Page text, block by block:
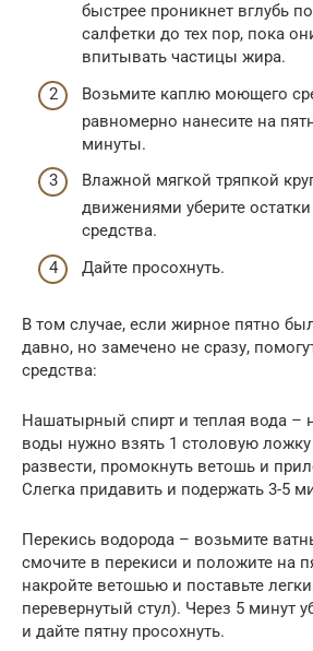
быстрее проникнет вглубь
салфетки до тех пор, пока
впитывать частицы жира.
Возьмите каплю моющего
равномерно нанесите на
минуты.
Влажной мягкой тряпкой
движениями уберите
средства.
Дайте просохнуть.
В том случае, если жирное пятно
давно, но замечено не сразу,
средства:
Нашатырный спирт и теплая вода –
воды нужно взять 1 столовую
развести, промокнуть ветошь и
Слегка придавить и подержать 3-5
Перекись водорода – возьмите
смочите в перекиси и положите на
накройте ветошью и поставьте
перевернутый стул). Через 5 минут
и дайте пятну просохнуть.